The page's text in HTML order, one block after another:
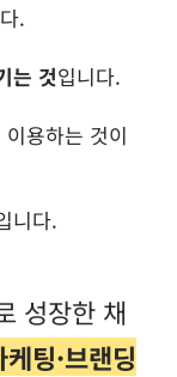
.
는 것입니다.
용하는 것이
니다.
성장한 채
팅·브랜딩